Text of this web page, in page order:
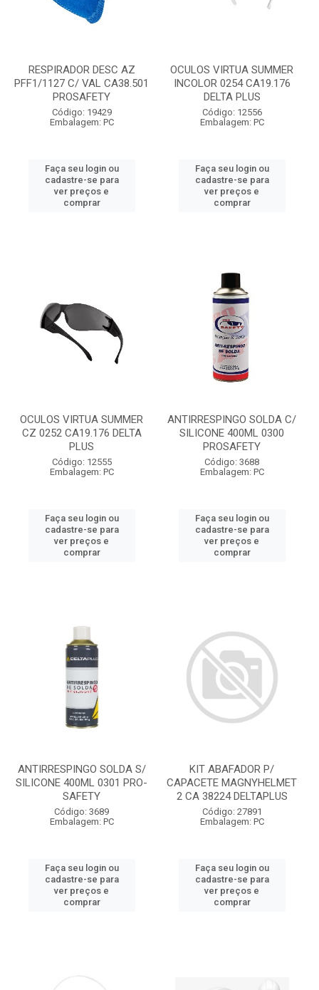
RESPIRADOR DESC AZ
PFF1/1127 C/ VAL CA38.501
PROSAFETY
Código: 19429
Embalagem: PC
Faça seu login ou
cadastre-se para
ver preços e
comprar
OCULOS VIRTUA SUMMER
INCOLOR 0254 CA19.176
DELTA PLUS
Código: 12556
Embalagem: PC
Faça seu login ou
cadastre-se para
ver preços e
comprar
OCULOS VIRTUA SUMMER
CZ 0252 CA19.176 DELTA
PLUS
Código: 12555
Embalagem: PC
Faça seu login ou
cadastre-se para
ver preços e
comprar
ANTIRRESPINGO SOLDA C/
SILICONE 400ML 0300
PROSAFETY
Código: 3688
Embalagem: PC
Faça seu login ou
cadastre-se para
ver preços e
comprar
ANTIRRESPINGO SOLDA S/
SILICONE 400ML 0301 PRO-
SAFETY
Código: 3689
Embalagem: PC
Faça seu login ou
cadastre-se para
ver preços e
comprar
KIT ABAFADOR P/
CAPACETE MAGNYHELMET
2 CA 38224 DELTAPLUS
Código: 27891
Embalagem: PC
Faça seu login ou
cadastre-se para
ver preços e
comprar